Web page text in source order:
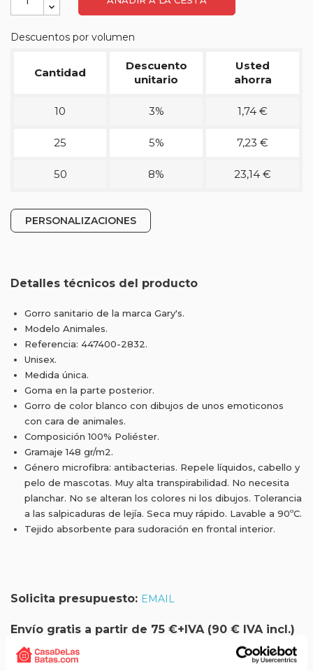
Descuentos por volumen
Cantidad
Descuento
unitario
Usted
ahorra
10 3% 1,74 €
25 5% 7,23 €
50 8% 23,14 €
PERSONALIZACIONES
Detalles técnicos del producto
Gorro sanitario de la marca Gary's.
Modelo Animales.
Referencia: 447400-2832.
Unisex.
Medida única.
Goma en la parte posterior.
Gorro de color blanco con dibujos de unos emoticonos
con cara de animales.
Composición 100% Poliéster.
Gramaje 148 gr/m2.
Género microfibra: antibacterias. Repele líquidos, cabello y
pelo de mascotas. Muy alta transpirabilidad. No necesita
planchar. No se alteran los colores ni los dibujos. Tolerancia
a las salpicaduras de lejía. Seca muy rápido. Lavable a 90ºC.
Tejido absorbente para sudoración en frontal interior.
Solicita presupuesto: EMAIL
Envío gratis a partir de 75 €+IVA (90 € IVA incl.)
Aprovecha el envío gratuito en toda España excepto